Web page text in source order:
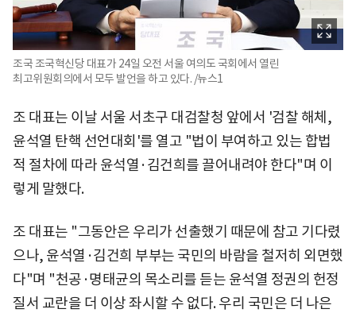
조국 조국혁신당 대표가 24일 오전 서울 여의도 국회에서 열린
최고위원회의에서 모두 발언을 하고 있다. /뉴스1
조 대표는 이날 서울 서초구 대검찰청 앞에서 '검찰 해체,
윤석열 탄핵 선언대회'를 열고 "법이 부여하고 있는 합법
적 절차에 따라 윤석열·김건희를 끌어내려야 한다"며 이
렇게 말했다.
조 대표는 "그동안은 우리가 선출했기 때문에 참고 기다렸
으나, 윤석열·김건희 부부는 국민의 바람을 철저히 외면했
다"며 "천공·명태균의 목소리를 듣는 윤석열 정권의 헌정
질서 교란을 더 이상 좌시할 수 없다. 우리 국민은 더 나은